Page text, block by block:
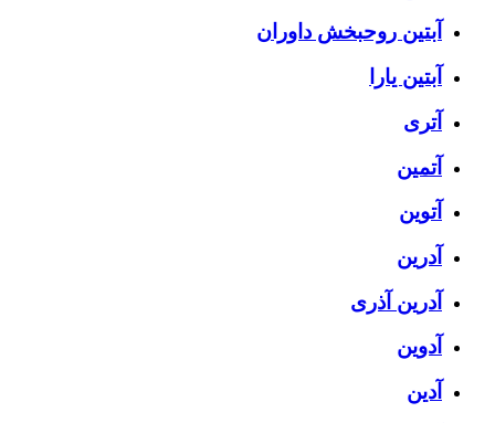
آبتین روحبخش داوران
آبتین یارا
آتری
آتمین
آتوین
آدرین
آدرین آذری
آدوین
آدین